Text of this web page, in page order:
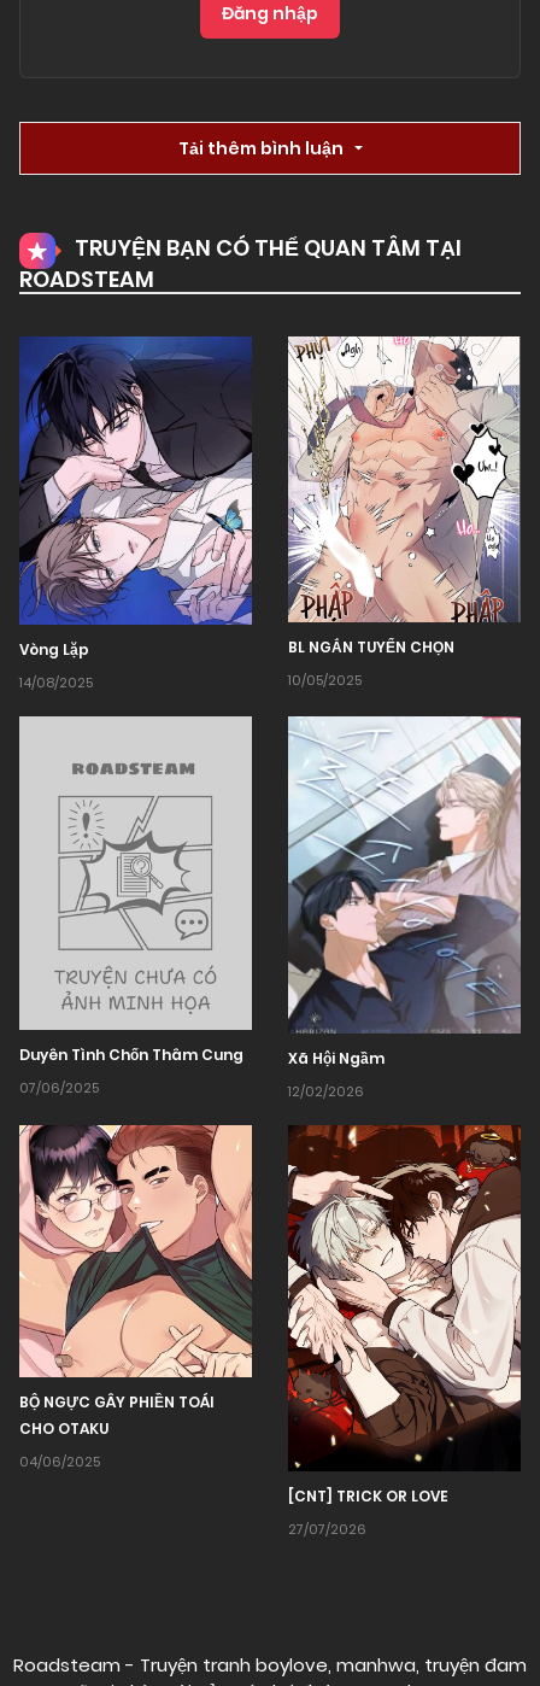
Đăng nhập
Tải thêm bình luận
TRUYỆN BẠN CÓ THỂ QUAN TÂM TẠI
ROADSTEAM
Vòng Lặp
14/08/2025
BL NGẮN TUYỂN CHỌN
10/05/2025
Duyên Tình Chốn Thâm Cung
07/06/2025
Xã Hội Ngầm
12/02/2026
BỘ NGỰC GÂY PHIỀN TOÁI
CHO OTAKU
04/06/2025
[CNT] TRICK OR LOVE
27/07/2026
Roadsteam - Truyện tranh boylove, manhwa, truyện đam